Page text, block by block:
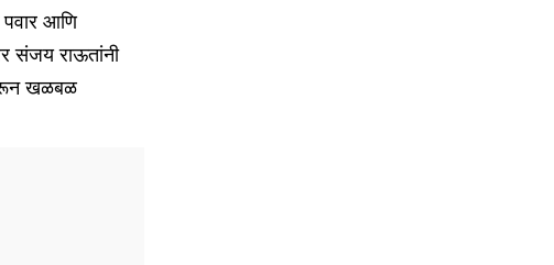
आणि
संजय राऊतांनी
खळबळ